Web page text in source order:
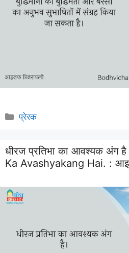
Categories
प्रेरक
धीरज प्रतिभा का आवश्यक अंग
Ka Avashyakang Hai. :